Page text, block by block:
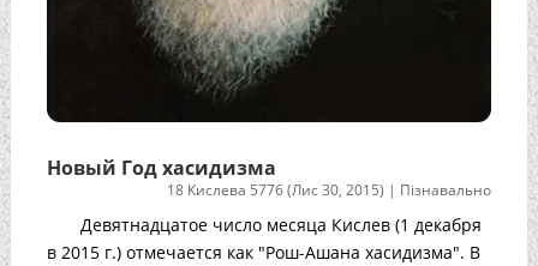
Новый Год хасидизма
18 Кислева 5776 (Лис 30, 2015) | Пізнавально
Девятнадцатое число месяца Кислев (1 декабря
в 2015 г.) отмечается как "Рош-Ашана хасидизма". В